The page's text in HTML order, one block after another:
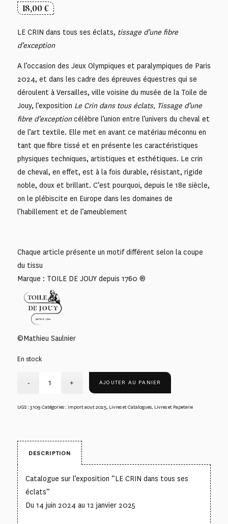
18,00€
LE CRIN dans tous ses éclats, tissage d’une fibre
d’exception
A l’occasion des Jeux Olympiques et paralympiques de Paris
2024, et dans les cadre des épreuves équestres qui se
déroulent à Versailles, ville voisine du musée de la Toile de
Jouy, l’exposition Le Crin dans tous éclats, Tissage d’une
fibre d’exceptioncélèbre l’union entre l’univers du cheval et
de l’art textile. Elle met en avant ce matériau méconnu en
tant que fibre tissé et en présente les caractéristiques
physiques techniques, artistiques et esthétiques. Le crin
de cheval, en effet, est à la fois durable, résistant, rigide
noble, doux et brillant. C’est pourquoi, depuis le 18e siècle,
on le plébiscite en Europe dans les domaines de
l’habillement et de l’ameublement
Chaque article présente un motif différent selon la coupe
du tissu
Marque : TOILE DE JOUY depuis 1760 ®
©Mathieu Saulnier
En stock
AJOUTER AU PANIER
UGS :3109 Catégories :import aout 2025, Livres et Catalogues, Livres et Papeterie
DESCRIPTION
Catalogue sur l’exposition “LE CRIN dans tous ses
éclats”
Du 14 juin 2024 au 12 janvier 2025